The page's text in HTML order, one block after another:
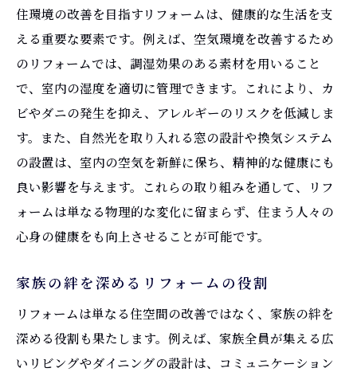
住環境の改善を目指すリフォームは、健康的な生活を支
える重要な要素です。例えば、空気環境を改善するため
のリフォームでは、調湿効果のある素材を用いること
で、室内の湿度を適切に管理できます。これにより、カ
ビやダニの発生を抑え、アレルギーのリスクを低減しま
す。また、自然光を取り入れる窓の設計や換気システム
の設置は、室内の空気を新鮮に保ち、精神的な健康にも
良い影響を与えます。これらの取り組みを通して、リフ
ォームは単なる物理的な変化に留まらず、住まう人々の
心身の健康をも向上させることが可能です。
家族の絆を深めるリフォームの役割
リフォームは単なる住空間の改善ではなく、家族の絆を
深める役割も果たします。例えば、家族全員が集える広
いリビングやダイニングの設計は、コミュニケーション